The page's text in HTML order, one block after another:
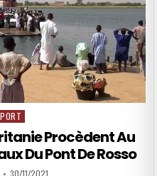
Procèdent Au
Du Pont De Rosso
30/11/2021